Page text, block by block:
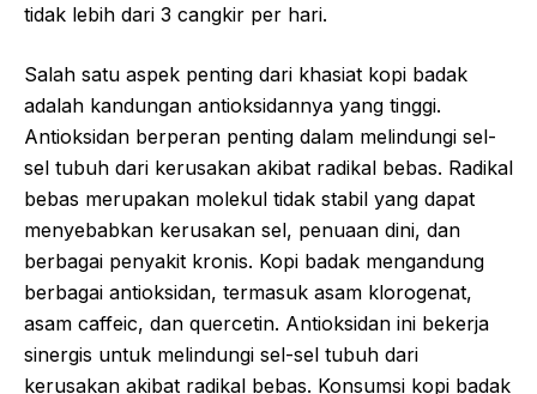
tidak lebih dari 3 cangkir per hari.
Salah satu aspek penting dari khasiat kopi badak
adalah kandungan antioksidannya yang tinggi.
Antioksidan berperan penting dalam melindungi sel-
sel tubuh dari kerusakan akibat radikal bebas. Radikal
bebas merupakan molekul tidak stabil yang dapat
menyebabkan kerusakan sel, penuaan dini, dan
berbagai penyakit kronis. Kopi badak mengandung
berbagai antioksidan, termasuk asam klorogenat,
asam caffeic, dan quercetin. Antioksidan ini bekerja
sinergis untuk melindungi sel-sel tubuh dari
kerusakan akibat radikal bebas. Konsumsi kopi badak